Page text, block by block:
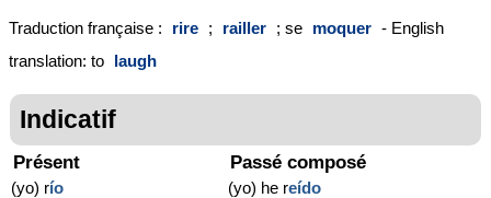
Traduction française : rire ; railler ; se moquer - English
translation: to laugh
Indicatif
Présent
(yo) río
Passé composé
(yo) he reído